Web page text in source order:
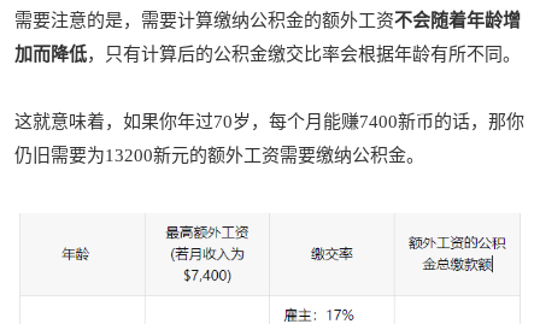
需要注意的是，需要计算缴纳公积金的额外工资不会随着年龄增
加而降低，只有计算后的公积金缴交比率会根据年龄有所不同。
这就意味着，如果你年过70岁，每个月能赚7400新币的话，那你
仍旧需要为13200新元的额外工资需要缴纳公积金。